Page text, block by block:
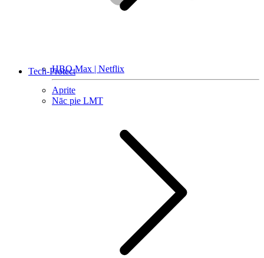
HBO Max | Netflix
Aprite
Nāc pie LMT
Tech-Protect